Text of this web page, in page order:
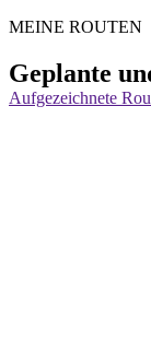
MEINE ROUTEN
Geplante
Aufgezeichnete